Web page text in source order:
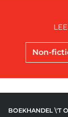
Non-
BOEKHANDEL \'T